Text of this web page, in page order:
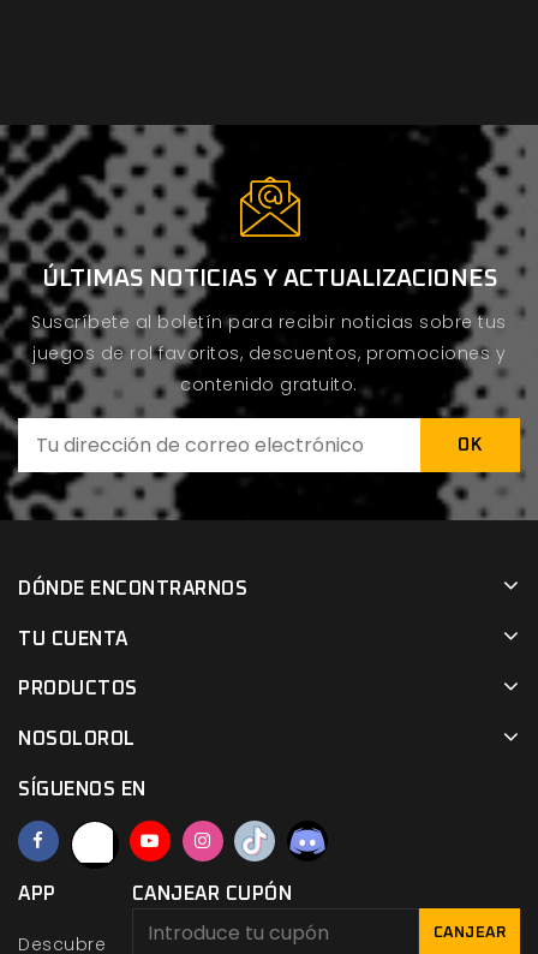
ÚLTIMAS NOTICIAS Y ACTUALIZACIONES
Suscríbete al boletín para recibir noticias sobre tus
juegos de rol favoritos, descuentos, promociones y
contenido gratuito.
DÓNDE ENCONTRARNOS
TU CUENTA
PRODUCTOS
NOSOLOROL
SÍGUENOS EN
APP
Descubre
CANJEAR CUPÓN
CANJEAR